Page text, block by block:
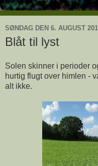
SØNDAG DEN 6. AUGUST
Blåt til lyst
Solen skinner i perioder
hurtig flugt over himlen -
alt ikke.